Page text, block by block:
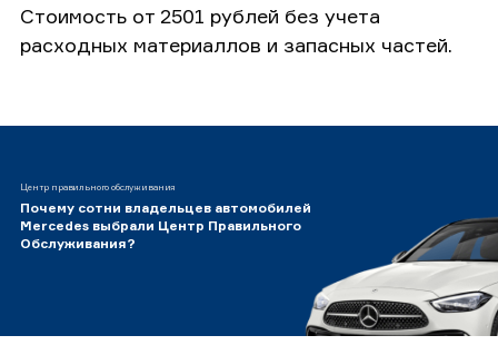
Стоимость от 2501 рублей без учета
расходных материаллов и запасных частей.
Центр правильного обслуживания
Почему сотни владельцев автомобилей
Mercedes выбрали Центр Правильного
Обслуживания?